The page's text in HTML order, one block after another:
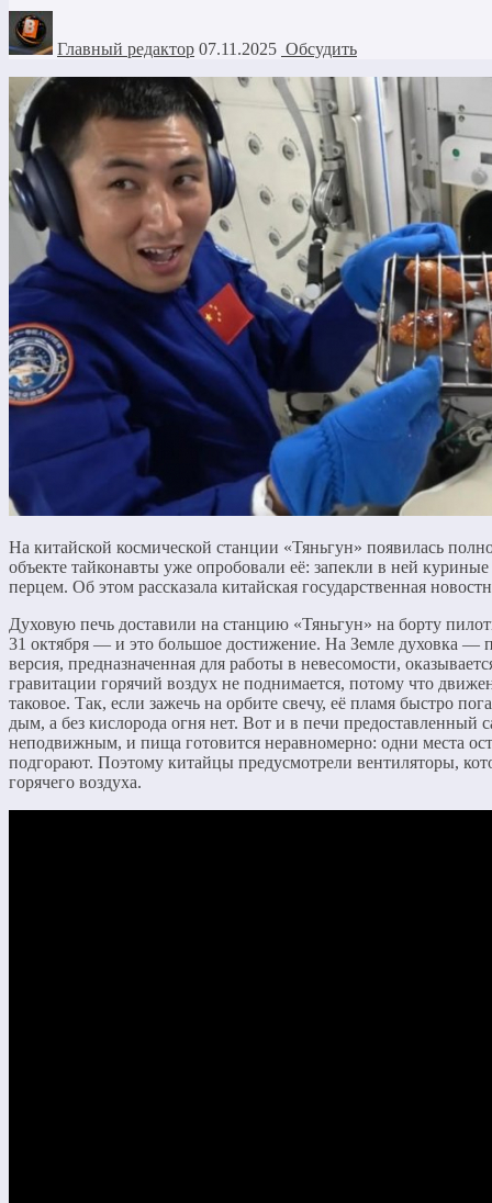
Главный редактор 07.11.2025 Обсудить
На китайской космической станции «Тяньгун» появилась
объекте тайконавты уже опробовали её: запекли в ней
перцем. Об этом рассказала китайская государственная
Духовую печь доставили на станцию «Тяньгун» на борту
31 октября — и это большое достижение. На Земле духовка —
версия, предназначенная для работы в невесомости,
гравитации горячий воздух не поднимается, потому что
таковое. Так, если зажечь на орбите свечу, её пламя быстро
дым, а без кислорода огня нет. Вот и в печи предоставленный
неподвижным, и пища готовится неравномерно: одни места
подгорают. Поэтому китайцы предусмотрели вентиляторы,
горячего воздуха.